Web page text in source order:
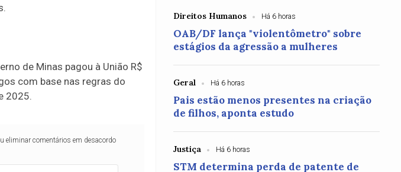
de Minas pagou à União R$
com base nas regras do
2025.
eliminar comentários em desacordo
Direitos Humanos Há 6 horas
OAB/DF lança "violentômetro" sobre
estágios da agressão a mulheres
Geral Há 6 horas
Pais estão menos presentes na criação
de filhos, aponta estudo
Justiça Há 6 horas
STM determina perda de patente de